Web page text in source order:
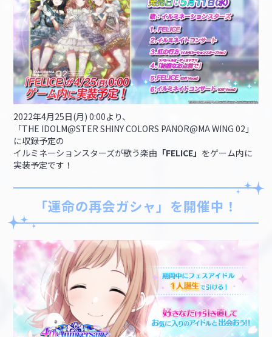
2022年4月25日(月) 0:00より、
「THE IDOLM@STER SHINY COLORS PANOR@MA WING 02」
に収録予定の
イルミネーションスターズが歌う楽曲 「FELICE」 をゲーム内に
実装予定です！
「運命の再会ガシャ」を開催中！